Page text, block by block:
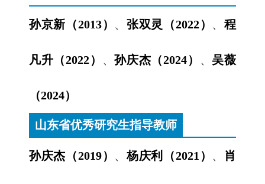
孙京新（2013） 、张双灵（2022） 、程
凡升（2022） 、孙庆杰（2024） 、 吴薇
（2024）
山东省优秀研究生指导教师
孙庆杰（2019） 、杨庆利（2021） 、 肖